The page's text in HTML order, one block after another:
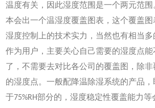
温度有关，因此湿度范围是一个两元范
本会出一个温湿度覆盖图表，这个覆盖
湿度控制上的技术实力，当然也有相当多
作为用户，主要关心自己需要的湿度点
了，不需要去对比各公司的覆盖图，除
的湿度点。一般配降温除湿系统的产品
于75%RH部分的，湿度稳定性覆盖能力